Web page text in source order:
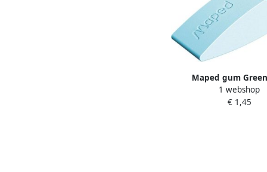
Maped gum
1 webshop
€ 1,45